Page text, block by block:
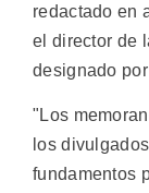
redactado en
el director de
designado
"Los
los
fundamentos